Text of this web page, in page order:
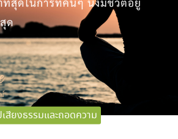
สียงธรรมและถอดความ